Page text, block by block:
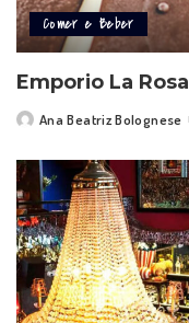
Comer e Beber
Emporio La
PostedAna Beatriz Bolognese